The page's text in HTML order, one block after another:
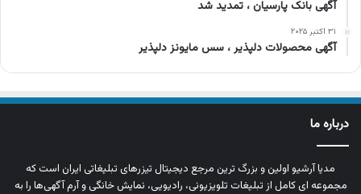
آگهی بانک پارسیان ، تمدید شد
۳۱ اکتبر ۲۰۲۵
آگهی محصولات دلپذیر ، سس مایونز دلپذیر
درباره ما
مدیا آرشیو اولین و بزرگ‌ ترین مرجع دیجیتال تیزرهای تبلیغاتی ایران است که
مجموعه‌ ای کامل از تبلیغات تلویزیونی، رادیویی، نمایش خانگی و آرم‌ آگهی‌ها را به‌